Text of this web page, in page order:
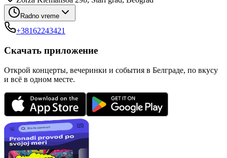
Radno vreme
+38162243421
Скачать приложение
Открой концерты, вечеринки и события в Белграде, по вкусу
и всё в одном месте.